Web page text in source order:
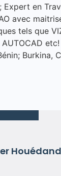
Expert en
avec
tels que
AUTOCAD
Burkina,